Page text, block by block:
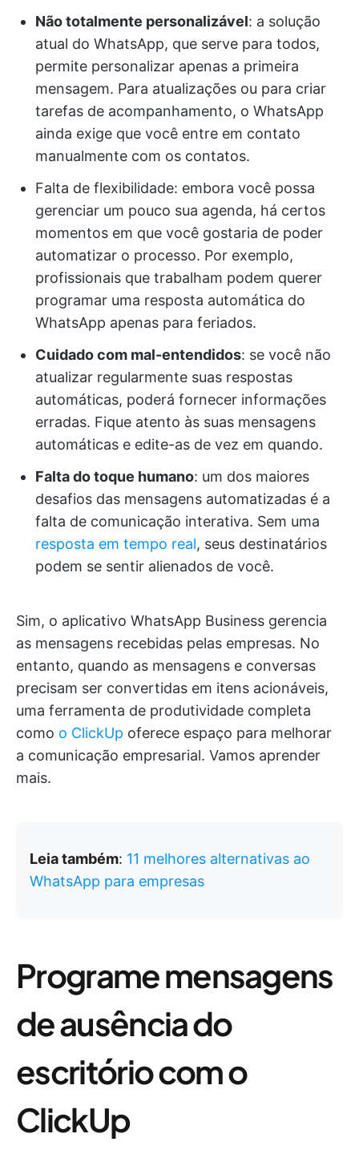
Não totalmente personalizável: a solução
atual do WhatsApp, que serve para todos,
permite personalizar apenas a primeira
mensagem. Para atualizações ou para criar
tarefas de acompanhamento, o WhatsApp
ainda exige que você entre em contato
manualmente com os contatos.
Falta de flexibilidade: embora você possa
gerenciar um pouco sua agenda, há certos
momentos em que você gostaria de poder
automatizar o processo. Por exemplo,
profissionais que trabalham podem querer
programar uma resposta automática do
WhatsApp apenas para feriados.
Cuidado com mal-entendidos: se você não
atualizar regularmente suas respostas
automáticas, poderá fornecer informações
erradas. Fique atento às suas mensagens
automáticas e edite-as de vez em quando.
Falta do toque humano: um dos maiores
desafios das mensagens automatizadas é a
falta de comunicação interativa. Sem uma
resposta em tempo real, seus destinatários
podem se sentir alienados de você.
Sim, o aplicativo WhatsApp Business gerencia
as mensagens recebidas pelas empresas. No
entanto, quando as mensagens e conversas
precisam ser convertidas em itens acionáveis,
uma ferramenta de produtividade completa
como o ClickUp oferece espaço para melhorar
a comunicação empresarial. Vamos aprender
mais.
Leia também: 11 melhores alternativas ao
WhatsApp para empresas
Programe mensagens
de ausência do
escritório com o
ClickUp